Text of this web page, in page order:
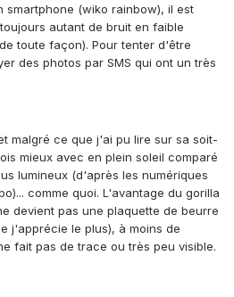
smartphone (wiko rainbow), il est
autant de bruit en faible
toute façon). Pour tenter d'être
des photos par SMS qui ont un très
malgré ce que j'ai pu lire sur sa soit-
mieux avec en plein soleil comparé
lumineux (d'après les numériques
comme quoi. L'avantage du gorilla
devient pas une plaquette de beurre
j'apprécie le plus), à moins de
fait pas de trace ou très peu visible.